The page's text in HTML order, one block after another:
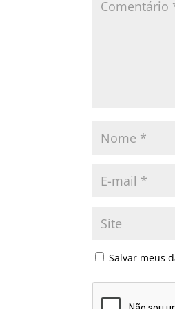
Salvar meus